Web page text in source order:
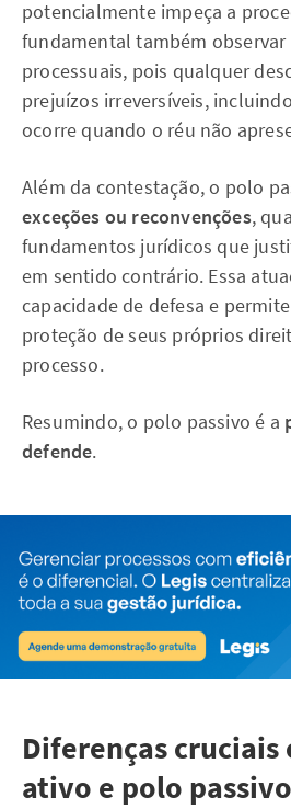
potencialmente impeça a
fundamental também observar
processuais, pois qualquer
prejuízos irreversíveis,
ocorre quando o réu não
Além da contestação, o polo
exceções ou reconvenções,
fundamentos jurídicos que
em sentido contrário. Essa
capacidade de defesa e
proteção de seus próprios
processo.
Resumindo, o polo passivo é a
defende.
Diferenças
ativo e polo passivo